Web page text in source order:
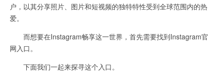
户，以其分享照片、图片和短视频的独特特性受到全球范围内的热
爱。
而想要在Instagram畅享这一世界，首先需要找到Instagram官
网入口。
下面我们一起来探寻这个入口。